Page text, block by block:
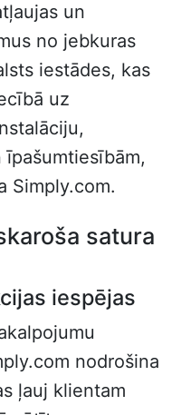
un
no jebkuras
iestādes, kas
uz
Simply.com.
satura
iespējas
nodrošina
ļauj klientam